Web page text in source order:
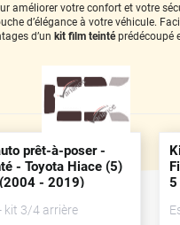
améliorer votre confort et votre
d’élégance à votre véhicule.
d’un kit film teintéprédécoupé
prêt-à-poser -
- Toyota Hiace (5)
- 2019)
kit 3/4 arrière